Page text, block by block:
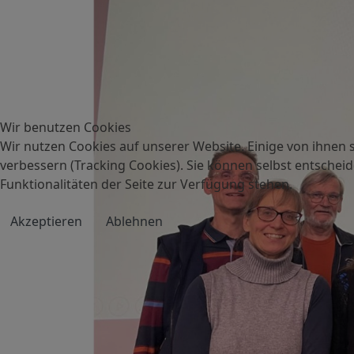
Wir benutzen Cookies
Wir nutzen Cookies auf unserer Website. Einige von
verbessern (Tracking Cookies). Sie können selbst
Funktionalitäten der Seite zur Verfügung stehen.
Akzeptieren Ablehnen